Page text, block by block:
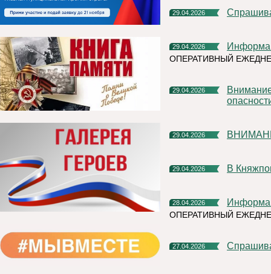
29.04.2026
29.04.2026
ОПЕРАТИВНЫЙ
29.04.2026
Внимание!!! Синий уровень антитеррористической
29.04.2026
29.04.2026 В
28.04.2026
ОПЕРАТИВНЫЙ
27.04.2026